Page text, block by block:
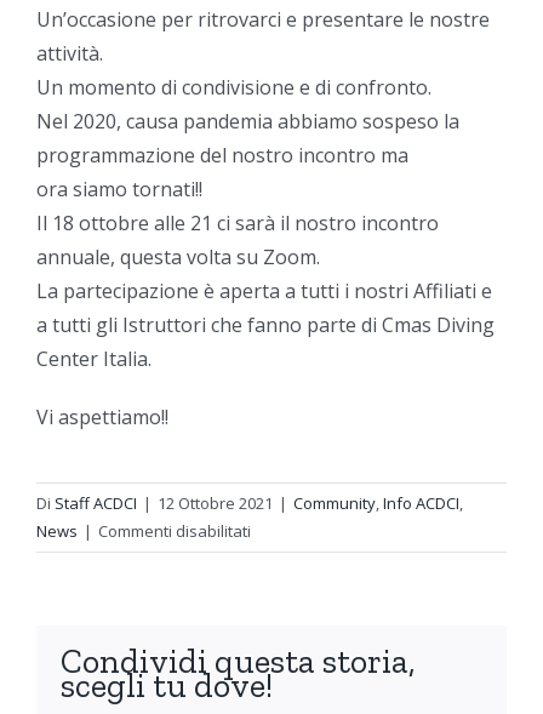
Un’occasione per ritrovarci e presentare le nostre
attività.
Un momento di condivisione e di confronto.
Nel 2020, causa pandemia abbiamo sospeso la
programmazione del nostro incontro ma
ora siamo tornati!!
Il 18 ottobre alle 21 ci sarà il nostro incontro
annuale, questa volta su Zoom.
La partecipazione è aperta a tutti i nostri Affiliati e
a tutti gli Istruttori che fanno parte di Cmas Diving
Center Italia.
Vi aspettiamo!!
Di Staff ACDCI | 12 Ottobre 2021 | Community,Info ACDCI,
News | Commenti disabilitati
Incontro
Condividi questa storia,
scegli tu dove!